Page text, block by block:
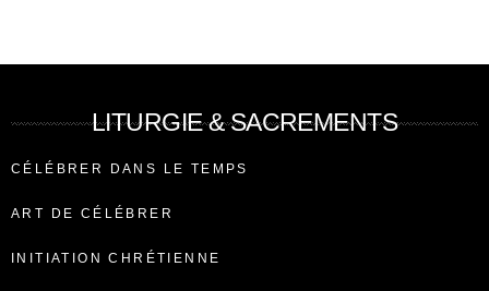
LITURGIE & SACREMENTS
CÉLÉBRER DANS LE TEMPS
ART DE CÉLÉBRER
INITIATION CHRÉTIENNE